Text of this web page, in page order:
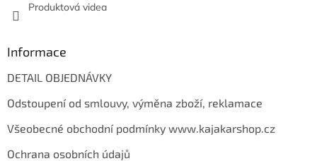
Produktová videa
Informace
DETAIL OBJEDNÁVKY
Odstoupení od smlouvy, výměna zboží, reklamace
Všeobecné obchodní podmínky www.kajakarshop.cz
Ochrana osobních údajů